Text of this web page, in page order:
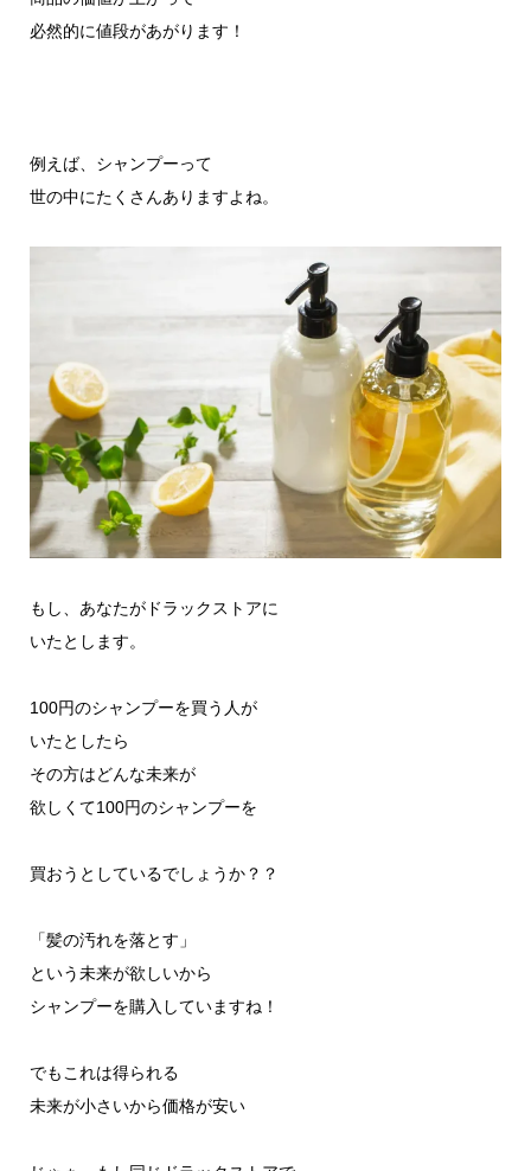
必然的に値段があがります！
例えば、シャンプーって
世の中にたくさんありますよね。
もし、あなたがドラックストアに
いたとします。
100円のシャンプーを買う人が
いたとしたら
その方はどんな未来が
欲しくて100円のシャンプーを
買おうとしているでしょうか？？
「髪の汚れを落とす」
という未来が欲しいから
シャンプーを購入していますね！
でもこれは得られる
未来が小さいから価格が安い